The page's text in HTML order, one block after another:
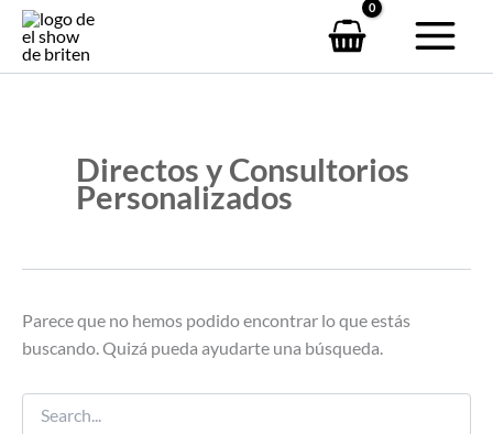
contenido
Directos y Consultorios
Personalizados
Parece que no hemos podido encontrar lo que estás
buscando. Quizá pueda ayudarte una búsqueda.
Buscar
por: